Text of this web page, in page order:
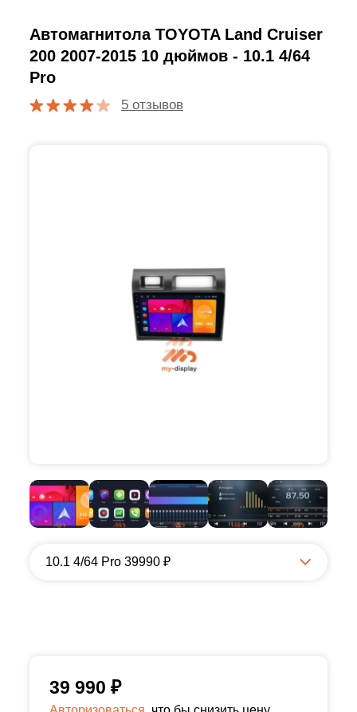
Автомагнитола TOYOTA Land Cruiser
200 2007-2015 10 дюймов - 10.1 4/64
Pro
5 отзывов
10.1 4/64 Pro 39990 ₽
39 990 ₽